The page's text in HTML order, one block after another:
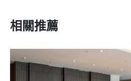
相關推薦